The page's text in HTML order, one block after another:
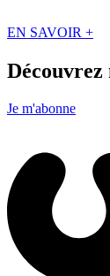
EN SAVOIR +
Je m'abonne